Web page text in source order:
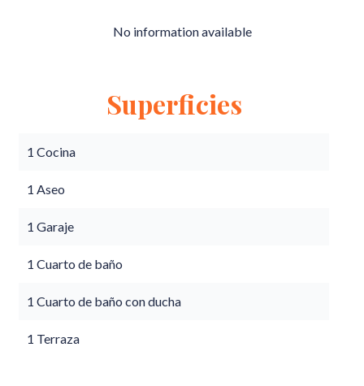
No information available
Superficies
1 Cocina
1 Aseo
1 Garaje
1 Cuarto de baño
1 Cuarto de baño con ducha
1 Terraza